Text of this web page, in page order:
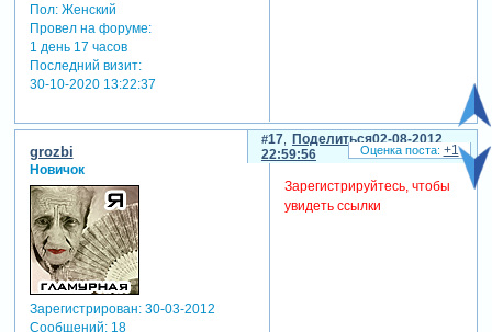
Пол:Женский
Провел на форуме:
1 день 17 часов
Последний визит:
30-10-2020 13:22:37
Поделиться
17
02-08-2012
22:59:56
grozbi
Новичок
Зарегистрирован: 30-03-2012
Сообщений:18
Зарегистрируйтесь, чтобы
увидеть ссылки
+1